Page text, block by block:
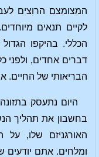
המצומצם הרוצים
לקיים תנאים
הכללי. בהיקפו
דברים אחדים, ולפני
הבריאותי של
היום נתעסק
בחשבון את תהליך
האורגניזם שלו, על
ומלחים. אתם יודעים